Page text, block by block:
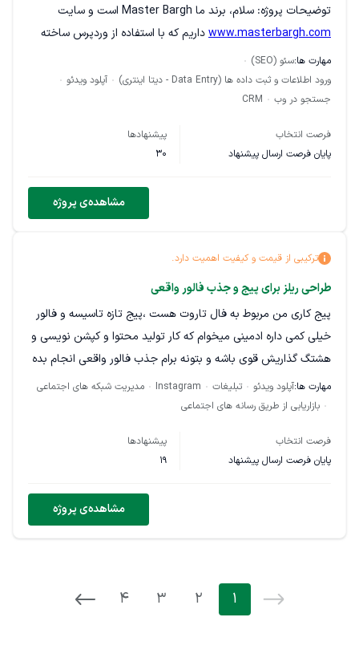
توضیحات پروژه: سلام، برند ما Master Bargh است و سایت
www.masterbargh.comداریم که با استفاده از وردپرس ساخته
شده است. به یک فرد با تجربه برای پشتیبانی و به‌روزرسانی سایت
خود نیاز داریم.
درج و ویرایش محصولات در فروشگاه (وردپرس/ووکامرس)
نوشتن یا ویرایش ۲ مقاله در هفته برای وبلاگ (محتوای
شرایط همکاری:
زمان مورد نیاز حدود ۱۰ تا ۱۲ ساعت در هفته
لطفاً نمونه‌کارهای قبلی خود را ارسال کنید.
دسته‌بندی پروژه:بازاریابی و فروش
مهارت ها:سئو (SEO)
ورود اطلاعات و ثبت داده ها (Data Entry - دیتا اینتری)
آپلود ویدئو
جستجو در وب
CRM
فرصت انتخاب
پایان فرصت ارسال پیشنهاد
پیشنهادها
30
مشاهده‌ی پروژه
ترکیبی از قیمت و کیفیت اهمیت دارد.
طراحی ریلز برای پیج و جذب فالور واقعی
پیج کاری من مربوط به فال تاروت هست ،پیج تازه تاسیسه و فالور
خیلی کمی داره ادمینی میخوام که کار تولید محتوا و کپشن نویسی و
هشتگ گذاریش قوی باشه و بتونه برام جذب فالور واقعی انجام بده
مهارت ها:آپلود ویدئو تبلیغات Instagram
مدیریت شبکه های اجتماعی
بازاریابی از طریق رسانه های اجتماعی
فرصت انتخاب
پایان فرصت ارسال پیشنهاد
پیشنهادها
19
مشاهده‌ی پروژه
1
2
3
4